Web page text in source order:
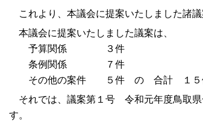
これより、本議会に提案いたしました諸
本議会に提案いたしました議案は、
予算関係 ３件
条例関係 ７件
その他の案件 ５件 の 合計 １５件
それでは、議案第１号 令和元年度鳥取県
す。